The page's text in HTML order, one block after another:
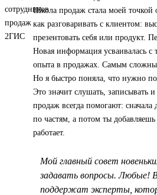
Школа продаж стала моей точкой
как разговаривать с клиентом:
презентовать себя или продукт.
Новая информация усваивалась с
опыта в продажах. Самым
Но я быстро поняла, что нужно
Это значит слушать, записывать
продаж всегда помогают: сначала
по частям, а потом ты
работает.
Мой главный совет
задавать вопросы. Любые!
поддержат эксперты,